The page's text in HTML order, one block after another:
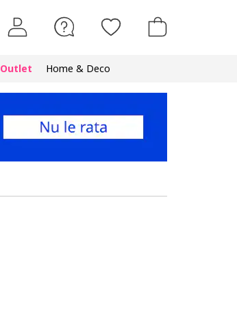
Outlet Home & Deco